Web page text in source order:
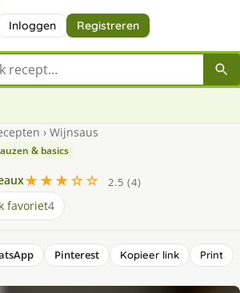
Inloggen Registreren
recept
› Wijnsaus
& basics
★★★☆☆
2.5 (4)
favoriet4
Pinterest Kopieer link Print